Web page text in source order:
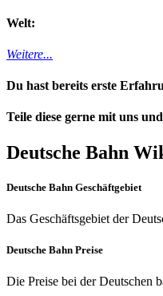
Welt:
Weitere...
Du hast bereits erste
Teile diese gerne mit uns
Deutsche Bahn
Deutsche Bahn Geschäftgebiet
Das Geschäftsgebiet der
Deutsche Bahn Preise
Die Preise bei der Deutschen